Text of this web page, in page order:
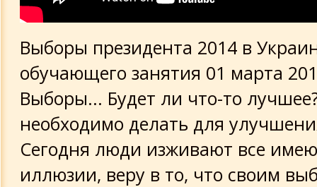
Выборы президента 2014 в
обучающего занятия 01 марта
Выборы... Будет ли что-то
необходимо делать для
Сегодня люди изживают все
иллюзии, веру в то, что своим